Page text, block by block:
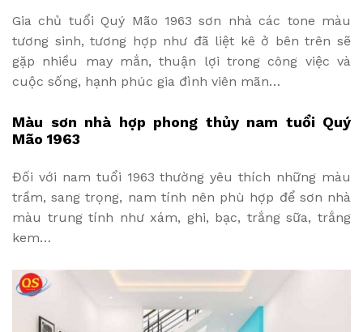
Gia chủ tuổi Quý Mão 1963 sơn nhà các tone màu
tương sinh, tương hợp như đã liệt kê ở bên trên sẽ
gặp nhiều may mắn, thuận lợi trong công việc và
cuộc sống, hạnh phúc gia đình viên mãn…
Màu sơn nhà hợp phong thủy nam tuổi Quý
Mão 1963
Đối với nam tuổi 1963 thường yêu thích những màu
trầm, sang trọng, nam tính nên phù hợp để sơn nhà
màu trung tính như xám, ghi, bạc, trắng sữa, trắng
kem…